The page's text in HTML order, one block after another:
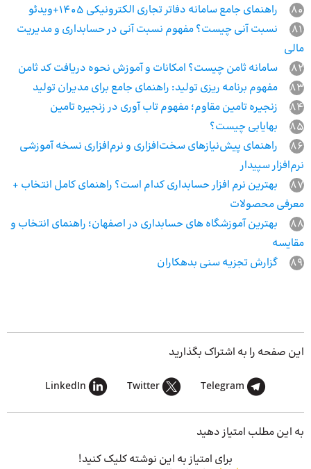
80
راهنمای جامع سامانه دفاتر تجاری الکترونیکی 1405+ویدئو
81
نسبت آنی چیست؟ مفهوم نسبت آنی در حسابداری و مدیریت
مالی
82
سامانه ثامن چیست؟ امکانات و آموزش نحوه دریافت کد ثامن
83
مفهوم برنامه‌ ریزی تولید: راهنمای جامع برای مدیران تولید
84
زنجیره تامین مقاوم؛ مفهوم تاب آوری در زنجیره تامین
85
بهایابی چیست؟
86
راهنمای پیش‌نیازهای سخت‌افزاری و نرم‌افزاری نسخه آموزشی
نرم‌افزار سپیدار
87
بهترین نرم افزار حسابداری کدام است؟ راهنمای کامل انتخاب +
معرفی محصولات
88
بهترین آموزشگاه‌ های حسابداری در اصفهان؛ راهنمای انتخاب و
مقایسه
89
گزارش تجزیه سنی بدهکاران
این صفحه را به اشتراک بگذارید
Telegram
Twitter
LinkedIn
به این مطلب امتیاز دهید
برای امتیاز به این نوشته کلیک کنید!